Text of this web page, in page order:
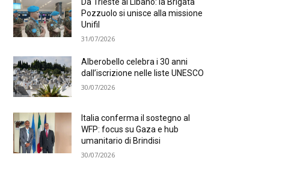
Pozzuolo si unisce alla missione
Unifil
31/07/2026
Alberobello celebra i 30 anni
dall’iscrizione nelle liste UNESCO
30/07/2026
Italia conferma il sostegno al
WFP: focus su Gaza e hub
umanitario di Brindisi
30/07/2026